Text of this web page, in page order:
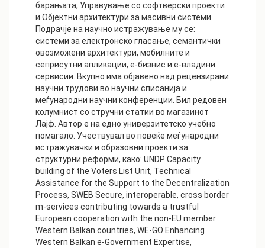
барањата, Управување со софтверски проекти
и Објектни архитектури за масивни системи.
Подрачје на научно истражување му се:
системи за електронско гласање, семантички
овозможени архитектури, мобилните и
сеприсутни апликации, е-бизнис и е-владини
сервисии. Вкупно има објавено над рецензирани
научни трудови во научни списанија и
меѓународни научни конференции. Бил редовен
колумнист со стручни статии во магазинот
Лајф. Автор е на едно универзитетско учебно
помагало. Учествувал во повеќе меѓународни
истражувачки и образовни проекти за
структурни реформи, како: UNDP Capacity
building of the Voters List Unit, Technical
Assistance for the Support to the Decentralization
Process, SWEB Secure, interoperable, cross border
m-services contributing towards a trustful
European cooperation with the non-EU member
Western Balkan countries, WE-GO Enhancing
Western Balkan e-Government Expertise,